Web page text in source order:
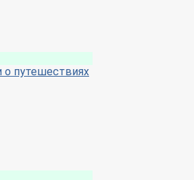
о путешествиях